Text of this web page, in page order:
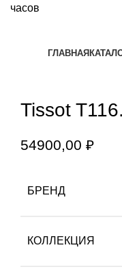
ГЛАВНАЯ
Tissot
54900,00 ₽
БРЕНД
КОЛЛЕКЦИЯ